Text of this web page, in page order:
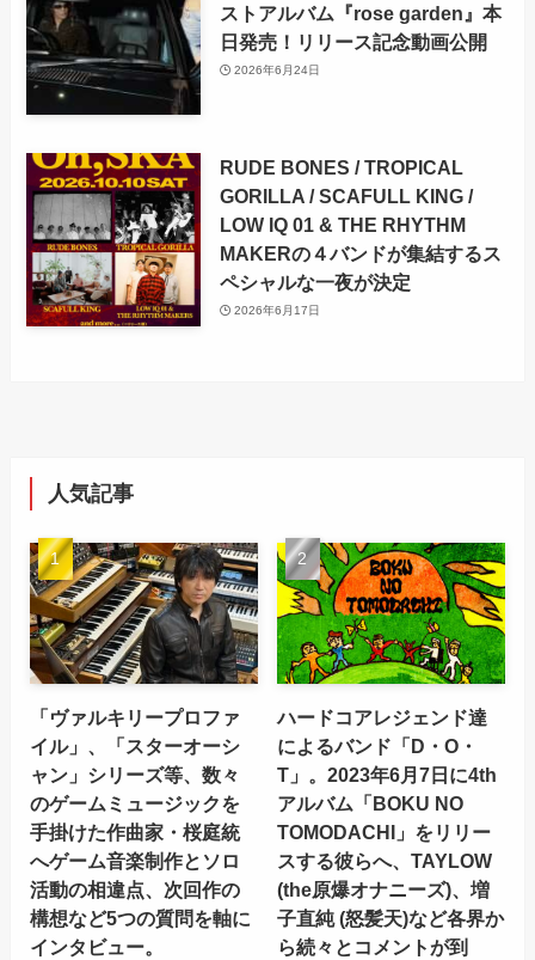
ストアルバム『rose garden』本
日発売！リリース記念動画公開
2026年6月24日
RUDE BONES / TROPICAL
GORILLA / SCAFULL KING /
LOW IQ 01 & THE RHYTHM
MAKERの４バンドが集結するス
ペシャルな一夜が決定
2026年6月17日
人気記事
「ヴァルキリープロファ
イル」、「スターオーシ
ャン」シリーズ等、数々
のゲームミュージックを
手掛けた作曲家・桜庭統
へゲーム音楽制作とソロ
活動の相違点、次回作の
構想など5つの質問を軸に
インタビュー。
ハードコアレジェンド達
によるバンド「D・O・
T」。2023年6月7日に4th
アルバム「BOKU NO
TOMODACHI」をリリー
スする彼らへ、TAYLOW
(the原爆オナニーズ)、増
子直純 (怒髪天)など各界か
ら続々とコメントが到